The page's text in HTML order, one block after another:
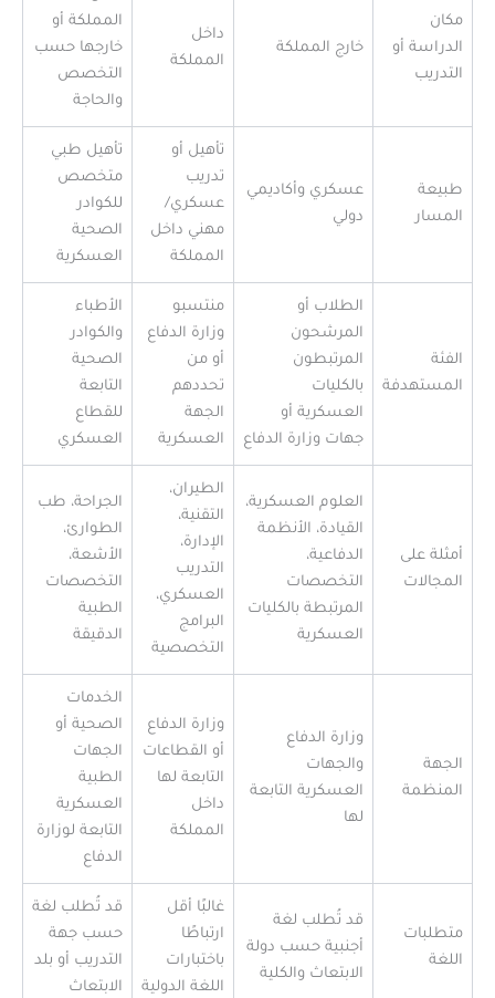
مكان
الدراسة أو
التدريب
خارج المملكة
داخل
المملكة
المملكة أو
خارجها حسب
التخصص
والحاجة
طبيعة
المسار
عسكري وأكاديمي
دولي
تأهيل أو
تدريب
عسكري/
مهني داخل
المملكة
تأهيل طبي
متخصص
للكوادر
الصحية
العسكرية
الفئة
المستهدفة
الطلاب أو
المرشحون
المرتبطون
بالكليات
العسكرية أو
جهات وزارة الدفاع
منتسبو
وزارة الدفاع
أو من
تحددهم
الجهة
العسكرية
الأطباء
والكوادر
الصحية
التابعة
للقطاع
العسكري
أمثلة على
المجالات
العلوم العسكرية،
القيادة، الأنظمة
الدفاعية،
التخصصات
المرتبطة بالكليات
العسكرية
الطيران،
التقنية،
الإدارة،
التدريب
العسكري،
البرامج
التخصصية
الجراحة، طب
الطوارئ،
الأشعة،
التخصصات
الطبية
الدقيقة
الجهة
المنظمة
وزارة الدفاع
والجهات
العسكرية التابعة
لها
وزارة الدفاع
أو القطاعات
التابعة لها
داخل
المملكة
الخدمات
الصحية أو
الجهات
الطبية
العسكرية
التابعة لوزارة
الدفاع
متطلبات
اللغة
قد تُطلب لغة
أجنبية حسب دولة
الابتعاث والكلية
غالبًا أقل
ارتباطًا
باختبارات
اللغة الدولية
قد تُطلب لغة
حسب جهة
التدريب أو بلد
الابتعاث